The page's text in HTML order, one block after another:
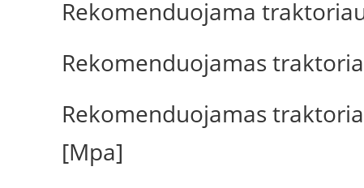
Rekomenduojama
Rekomenduojamas
Rekomenduojamas
[Mpa]